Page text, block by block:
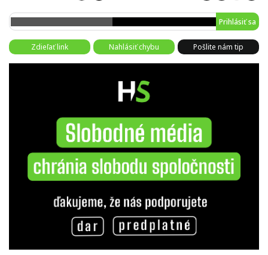
Prihlásiť sa
Zdieľať link Nahlásiť chybu Pošlite nám tip